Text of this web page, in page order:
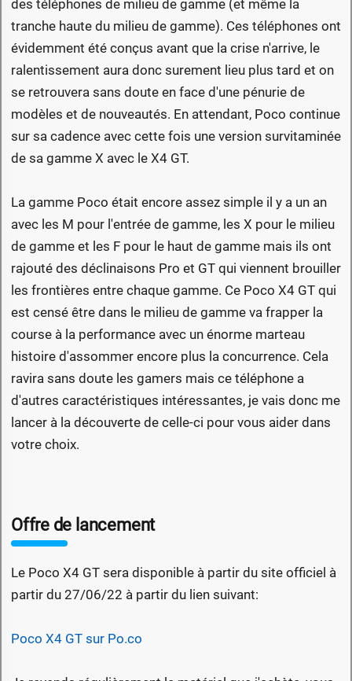
des téléphones de milieu de gamme (et même la
tranche haute du milieu de gamme). Ces téléphones ont
évidemment été conçus avant que la crise n'arrive, le
ralentissement aura donc surement lieu plus tard et on
se retrouvera sans doute en face d'une pénurie de
modèles et de nouveautés. En attendant, Poco continue
sur sa cadence avec cette fois une version survitaminée
de sa gamme X avec le X4 GT.
La gamme Poco était encore assez simple il y a un an
avec les M pour l'entrée de gamme, les X pour le milieu
de gamme et les F pour le haut de gamme mais ils ont
rajouté des déclinaisons Pro et GT qui viennent brouiller
les frontières entre chaque gamme. Ce Poco X4 GT qui
est censé être dans le milieu de gamme va frapper la
course à la performance avec un énorme marteau
histoire d'assommer encore plus la concurrence. Cela
ravira sans doute les gamers mais ce téléphone a
d'autres caractéristiques intéressantes, je vais donc me
lancer à la découverte de celle-ci pour vous aider dans
votre choix.
Offre de lancement
Le Poco X4 GT sera disponible à partir du site officiel à
partir du 27/06/22 à partir du lien suivant:
Poco X4 GT sur Po.co